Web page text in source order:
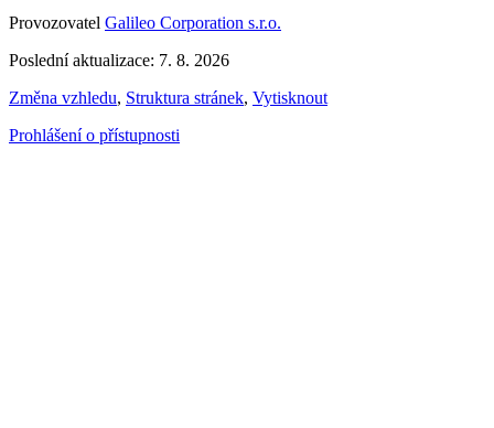
Provozovatel Galileo Corporation s.r.o.
Poslední aktualizace: 7. 8. 2026
Změna vzhledu, Struktura stránek, Vytisknout
Prohlášení o přístupnosti